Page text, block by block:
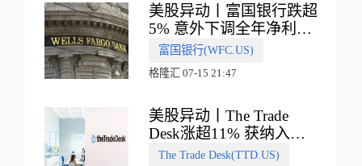
美股异动丨富国银行跌超
5% 意外下调全年净利息
收入指引
富国银行(WFC.US)
格隆汇 07-15 21:47
美股异动丨The Trade
Desk涨超11% 获纳入标
普500指数
The Trade Desk(TTD.US)